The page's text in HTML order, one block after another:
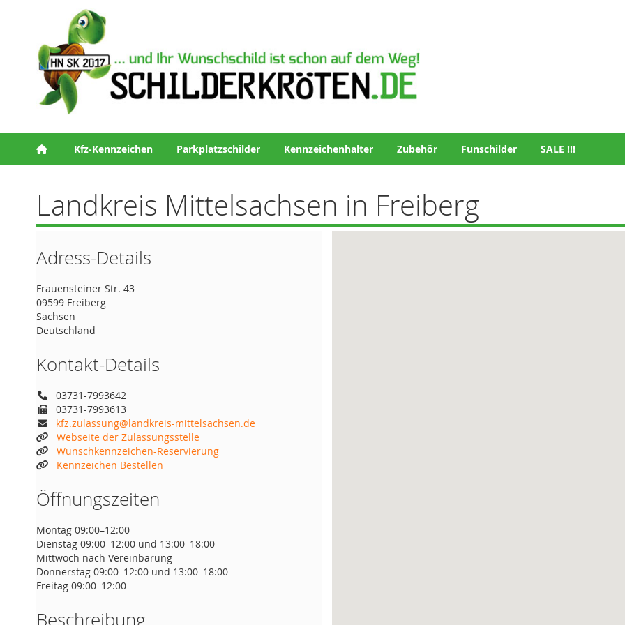
Kfz-Kennzeichen Parkplatzschilder Kennzeichenhalter Zubehör Funschilder SALE !!!
Landkreis Mittelsachsen in Freiberg
Adress-Details
Frauensteiner Str. 43
09599 Freiberg
Sachsen
Deutschland
Kontakt-Details
03731-7993642
03731-7993613
kfz.zulassung@landkreis-mittelsachsen.de
Webseite der Zulassungsstelle
Wunschkennzeichen-Reservierung
Kennzeichen Bestellen
Öffnungszeiten
Montag 09:00–12:00
Dienstag 09:00–12:00 und 13:00–18:00
Mittwoch nach Vereinbarung
Donnerstag 09:00–12:00 und 13:00–18:00
Freitag 09:00–12:00
Beschreibung